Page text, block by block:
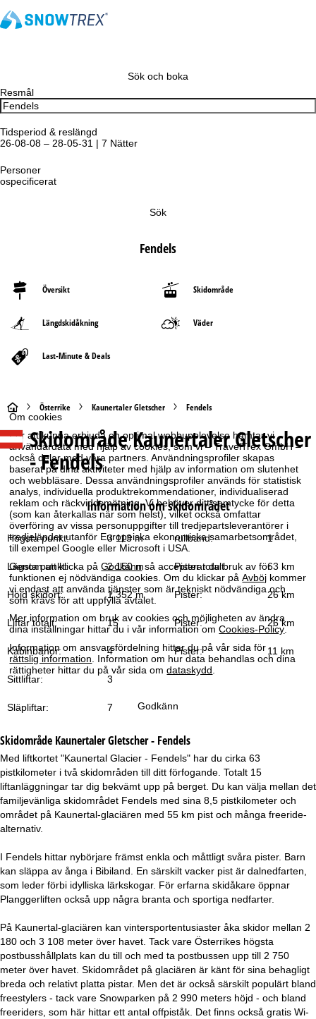
Om cookies
För att kunna erbjuda en optimal webbupplevelse hämtar vi
användardata med hjälp av cookies, som vi – TravelTrex GmbH –
också delar med våra partners. Användningsprofiler skapas
baserat på dina aktiviteter med hjälp av information om slutenhet
och webbläsare. Dessa användningsprofiler används för statistisk
analys, individuella produktrekommendationer, individualiserad
reklam och räckviddsmätning. Vi behöver ditt samtycke för detta
(som kan återkallas när som helst), vilket också omfattar
överföring av vissa personuppgifter till tredjepartsleverantörer i
tredjeländer utanför Europeiska ekonomiska samarbetsområdet,
till exempel Google eller Microsoft i USA.
Genom att klicka påGodkännså accepterar du bruk av för
funktionen ej nödvändiga cookies. Om du klickar påAvböj kommer
vi endast att använda tjänster som är tekniskt nödvändiga och
som krävs för att uppfylla avtalet.
Mer information om bruk av cookies och möjligheten av ändra
dina inställningar hittar du i vår information omCookies-Policy.
Information om ansvarsfördelning hittar du på vår sida för
rättslig information . Information om hur data behandlas och dina
rättigheter hittar du på vår sida omdataskydd
Godkänn
Sök och boka
Resmål
Tidsperiod & reslängd
26-08-08 – 28-05-31 | 7 Nätter
Personer
ospecificerat
Sök
Fendels
Översikt Skidområde
Längdskidåkning Väder
Last-Minute & Deals
S
t
a
r
t
s
i
Österrike Kaunertaler Gletscher Fendels
SkidområdeKaunertaler Gletscher
- Fendels
Information om skidområdet
Högsta punkt: 3 113 m rullband: 1
Lägsta punkt: 2 150 m Pister totalt: 63 km
Höjd skidort: 1 352 m Pister: 26 km
Liftar totalt: 15 Pister: 26 km
Kabinbanor: 4 Pister: 11 km
Sittliftar: 3
Släpliftar: 7
Skidområde Kaunertaler Gletscher - Fendels
Med liftkortet "Kaunertal Glacier - Fendels" har du cirka 63
pistkilometer i två skidområden till ditt förfogande. Totalt 15
liftanläggningar tar dig bekvämt upp på berget. Du kan välja mellan det
familjevänliga skidområdet Fendels med sina 8,5 pistkilometer och
området på Kaunertal-glaciären med 55 km pist och många freeride-
alternativ.
I Fendels hittar nybörjare främst enkla och måttligt svåra pister. Barn
kan släppa av ånga i Bibiland. En särskilt vacker pist är dalnedfarten,
som leder förbi idylliska lärkskogar. För erfarna skidåkare öppnar
Planggerliften också upp några branta och sportiga nedfarter.
På Kaunertal-glaciären kan vintersportentusiaster åka skidor mellan 2
180 och 3 108 meter över havet. Tack vare Österrikes högsta
postbusshållplats kan du till och med ta postbussen upp till 2 750
meter över havet. Skidområdet på glaciären är känt för sina behagligt
breda och relativt platta pistar. Men det är också särskilt populärt bland
freestylers - tack vare Snowparken på 2 990 meters höjd - och bland
freeriders, som här hittar ett antal offpiståk. Det finns också gratis Wi-